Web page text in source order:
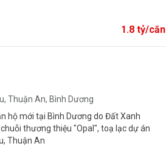
1.8 tỷ/căn
Thuận An, Bình Dương
hộ mới tại Bình Dương do Đất Xanh
thương thiệu "Opal", toạ lạc dự án
Thuận An